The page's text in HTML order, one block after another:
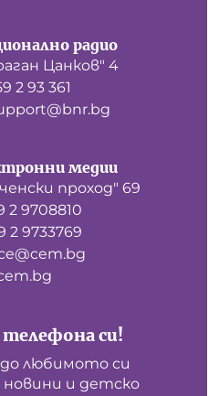
радио
Цанков" 4
2 93 361
си!
любимото си
новини и детско
медии
проход" 69
2 9708810
2 9733769